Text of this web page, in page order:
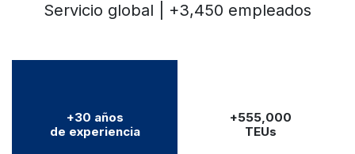
Servicio global | +3,450 empleados
+30 años
de experiencia
+555,000
TEUs